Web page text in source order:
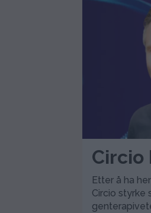
Circio
Etter å ha
Circio styrke